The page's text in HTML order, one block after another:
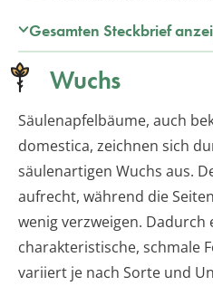
Gesamten Steckbrief
Wuchs
Säulenapfelbäume, auch
domestica, zeichnen sich
säulenartigen Wuchs aus.
aufrecht, während die
wenig verzweigen.
charakteristische, schmale
variiert je nach Sorte und